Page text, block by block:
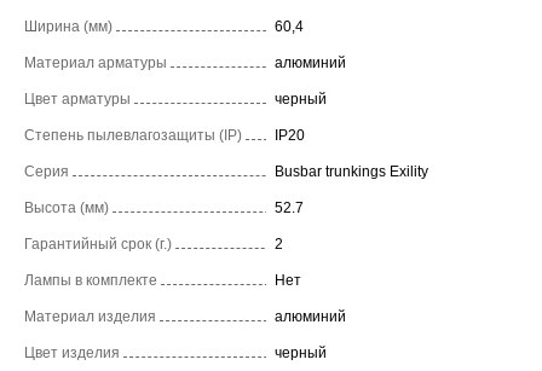
Ширина (мм) 60,4
Материал арматуры алюминий
Цвет арматуры черный
Степень пылевлагозащиты (IP) IP20
Серия Busbar trunkings Exility
Высота (мм) 52.7
Гарантийный срок (г.) 2
Лампы в комплекте Нет
Материал изделия алюминий
Цвет изделия черный